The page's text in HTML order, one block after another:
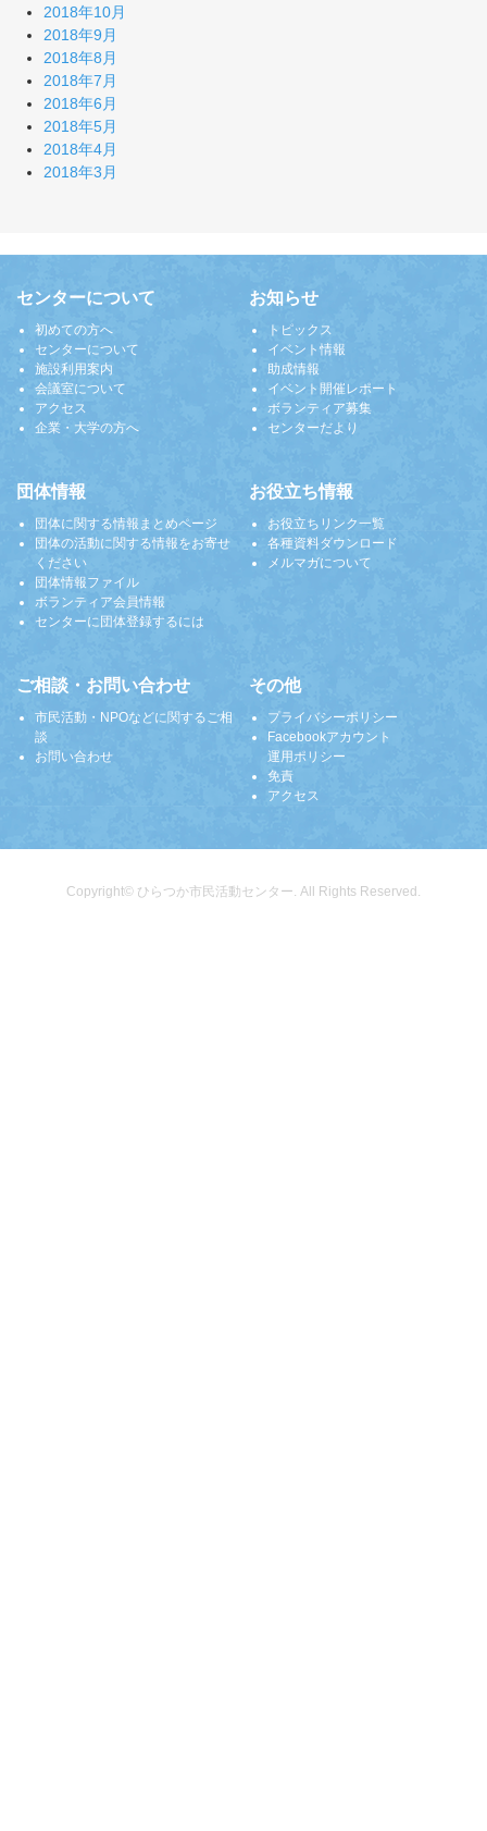
2018年10月
2018年9月
2018年8月
2018年7月
2018年6月
2018年5月
2018年4月
2018年3月
センターについて
初めての方へ
センターについて
施設利用案内
会議室について
アクセス
企業・大学の方へ
お知らせ
トピックス
イベント情報
助成情報
イベント開催レポート
ボランティア募集
センターだより
団体情報
団体に関する情報まとめページ
団体の活動に関する情報をお寄せ
ください
団体情報ファイル
ボランティア会員情報
センターに団体登録するには
お役立ち情報
お役立ちリンク一覧
各種資料ダウンロード
メルマガについて
ご相談・お問い合わせ
市民活動・NPOなどに関するご相
談
お問い合わせ
その他
プライバシーポリシー
Facebookアカウント
運用ポリシー
免責
アクセス
Copyright© ひらつか市民活動センター. All Rights Reserved.